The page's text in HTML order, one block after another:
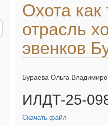
Охота
отрасль
эвенков
Бураева Ольга
ИЛДТ-25-
Скачать файл